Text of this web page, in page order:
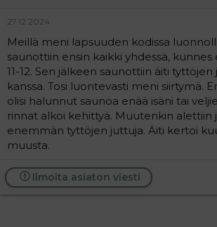
27.12.2024
Meillä meni lapsuuden kodissa
saunottiin ensin kaikki yhdessä, kunnes
11-12. Sen jälkeen saunottiin äiti tyttöjen
kanssa. Tosi luontevasti meni siirtymä.
olisi halunnut saunoa enää isäni tai
rinnat alkoi kehittyä. Muutenkin alettiin
enemmän tyttöjen juttuja. Äiti kertoi
muusta.
Ilmoita asiaton viesti